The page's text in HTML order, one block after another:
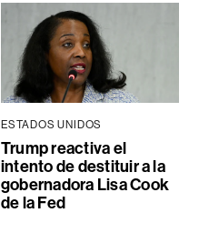
ESTADOS UNIDOS
Trump reactiva el
intento de destituir a la
gobernadora Lisa Cook
de la Fed